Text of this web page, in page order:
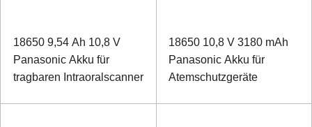
18650 9,54 Ah 10,8 V
Panasonic Akku für
tragbaren Intraoralscanner
18650 10,8 V 3180 mAh
Panasonic Akku für
Atemschutzgeräte